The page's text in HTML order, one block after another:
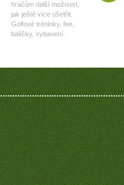
hráčům další možnost,
jak ještě více ušetřit.
Golfové tréninky, fee,
balíčky, vybavení.